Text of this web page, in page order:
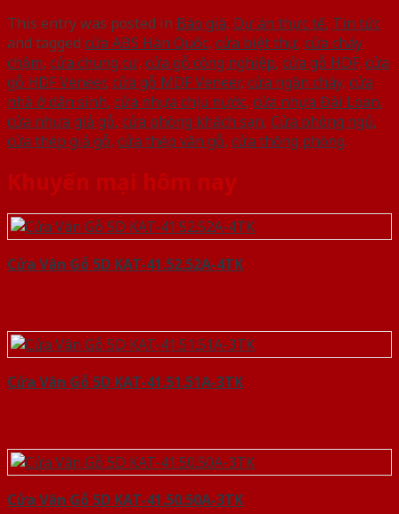
This entry was posted in Báo giá, Dự án thực tế, Tin tức
and tagged cửa ABS Hàn Quốc, cửa biệt thự, cửa cháy
chậm, cửa chung cư, cửa gỗ công nghiệp, cửa gỗ HDF, cửa
gỗ HDF Veneer, cửa gỗ MDF Veneer, cửa ngăn cháy, cửa
nhà ở dân sinh, cửa nhựa chịu nước, cửa nhựa Đài Loan,
cửa nhựa giả gỗ, cửa phòng khách sạn, Cửa phòng ngủ,
cửa thép giả gỗ, cửa thép vân gỗ, cửa thông phòng.
Khuyến mại hôm nay
Cửa Vân Gỗ 5D KAT-41.52.52A-4TK
Cửa Vân Gỗ 5D KAT-41.51.51A-3TK
Cửa Vân Gỗ 5D KAT-41.50.50A-3TK